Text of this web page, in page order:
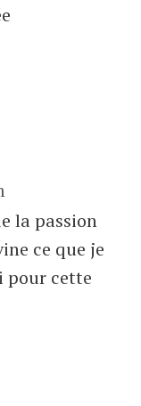
la passion
ce que je
pour cette